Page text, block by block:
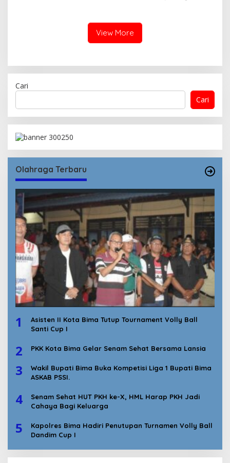
View More
Cari
Cari
Olahraga Terbaru
1
Asisten II Kota Bima Tutup Tournament Volly Ball
Santi Cup I
2 PKK Kota Bima Gelar Senam Sehat Bersama Lansia
3
Wakil Bupati Bima Buka Kompetisi Liga 1 Bupati Bima
ASKAB PSSI.
4
Senam Sehat HUT PKH ke-X, HML Harap PKH Jadi
Cahaya Bagi Keluarga
5
Kapolres Bima Hadiri Penutupan Turnamen Volly Ball
Dandim Cup I